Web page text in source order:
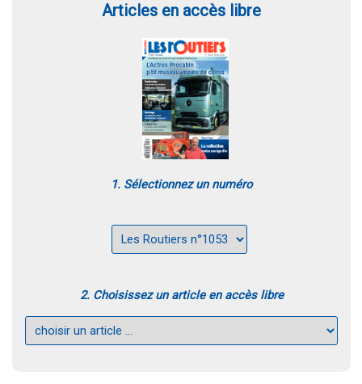
Articles en accès libre
1. Sélectionnez un numéro
2. Choisissez un article en accès libre